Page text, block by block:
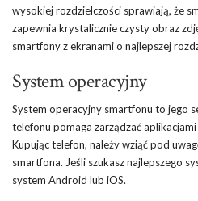
wysokiej rozdzielczości sprawiają, że
zapewnia krystalicznie czysty obraz
smartfony z ekranami o najlepszej
System operacyjny
System operacyjny smartfonu to jego
telefonu pomaga zarządzać
Kupując telefon, należy wziąć pod
smartfona. Jeśli szukasz najlepszego
system Android lub iOS.